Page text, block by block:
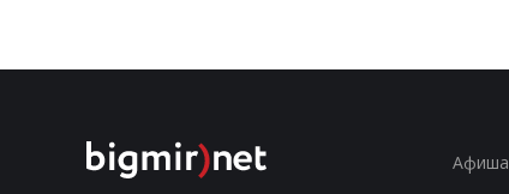
Афиша